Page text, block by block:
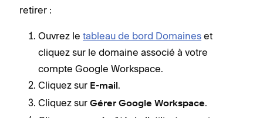
retirer :
Ouvrez le tableau de bord Domaines et
cliquez sur le domaine associé à votre
compte Google Workspace.
Cliquez sur E-mail .
Cliquez sur Gérer Google Workspace.